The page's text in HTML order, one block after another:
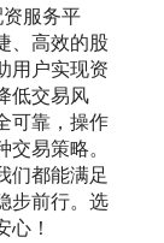
服务平
、高效的股
用户实现资
低交易风
可靠，操作
易策略。
们都能满足
步前行。选
！